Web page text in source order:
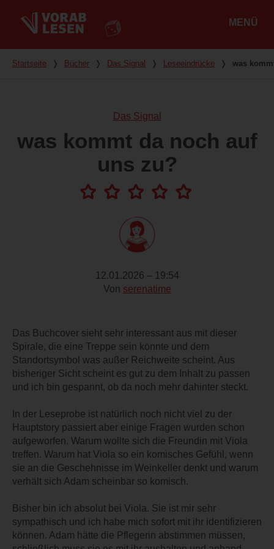
MENÜ
Du bist hier
Startseite ❭ Bücher ❭ Das Signal ❭ Leseeindrücke ❭ was
Das Signal
was kommt da noch auf
uns zu?
12.01.2026 – 19:54
Von serenatime
Das Buchcover sieht sehr interessant aus mit dieser
Spirale, die eine Treppe sein könnte und dem
Standortsymbol was außer Reichweite scheint. Aus
bisheriger Sicht scheint es gut zu dem Inhalt zu passen
und ich bin gespannt, ob da noch mehr dahinter steckt.
In der Leseprobe ist natürlich noch nicht viel zu der
Hauptstory passiert aber einige Fragen wurden schon
aufgeworfen. Warum wollte sich die Freundin mit Viola
treffen. Warum hat Viola so ein komisches Gefühl, wenn
sie an die Geschehnisse im Weinkeller denkt und warum
verhält sich Adam scheinbar so komisch.
Bisher bin ich absolut bei Viola. Sie ist mir sehr
sympathisch und ich habe mich sofort mit ihr identifizieren
können. Adam hätte die Pflegerin abstimmen müssen,